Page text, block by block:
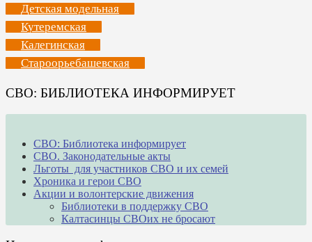
Детская модельная
Кутеремская
Калегинская
Староорьебашевская
СВО: БИБЛИОТЕКА ИНФОРМИРУЕТ
СВО: Библиотека информирует
СВО. Законодательные акты
Льготы для участников СВО и их семей
Хроника и герои СВО
Акции и волонтерские движения
Библиотеки в поддержку СВО
Калтасинцы СВОих не бросают